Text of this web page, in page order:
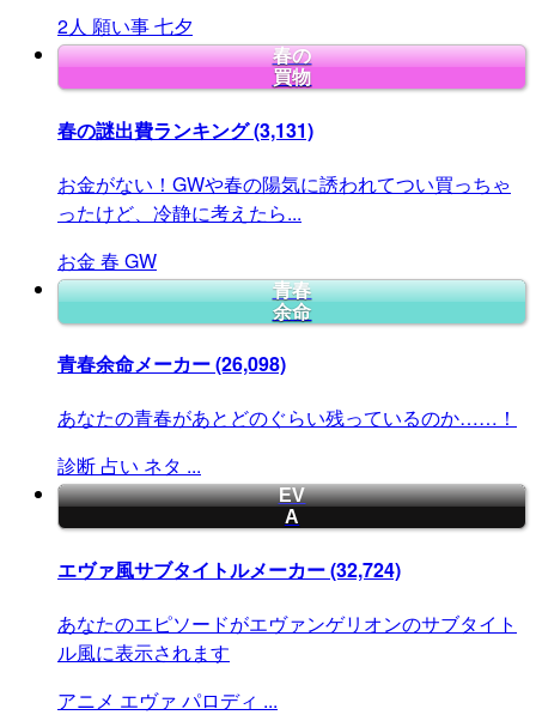
2人 願い事七夕
春の
買物
春の謎出費ランキング(3,131)
お金がない！GWや春の陽気に誘われてつい買っちゃ
ったけど、冷静に考えたら...
お金 春 GW
青春
余命
青春余命メーカー(26,098)
あなたの青春があとどのぐらい残っているのか……！
診断 占い ネタ ...
EV
A
エヴァ風サブタイトルメーカー(32,724)
あなたのエピソードがエヴァンゲリオンのサブタイト
ル風に表示されます
アニメ エヴァ パロディ ...